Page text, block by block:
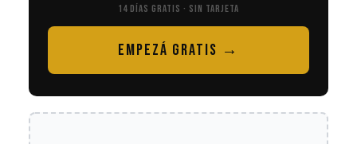
14 DÍAS GRATIS · SIN TARJETA
EMPEZÁ GRATIS →